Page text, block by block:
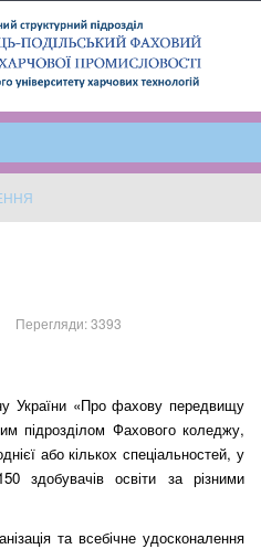
Перегляди: 3393
України «Про фахову передвищу
підрозділом Фахового коледжу,
або кількох спеціальностей, у
здобувачів освіти за різними
та всебічне удосконалення